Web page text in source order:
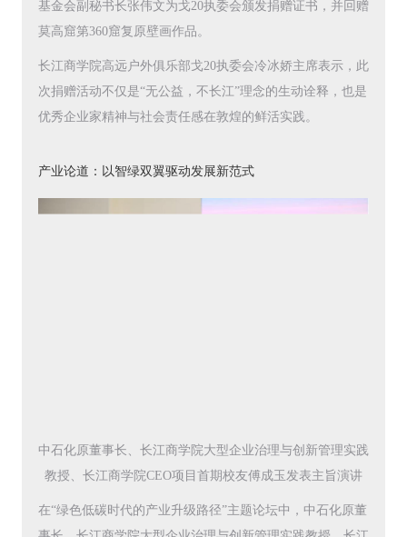
基金会副秘书长张伟文为戈20执委会颁发捐赠证书，并回赠
莫高窟第360窟复原壁画作品。
长江商学院高远户外俱乐部戈20执委会冷冰娇主席表示，此
次捐赠活动不仅是“无公益，不长江”理念的生动诠释，也是
优秀企业家精神与社会责任感在敦煌的鲜活实践。
产业论道：以智绿双翼驱动发展新范式
中石化原董事长、长江商学院大型企业治理与创新管理实践
教授、长江商学院CEO项目首期校友傅成玉发表主旨演讲
在“绿色低碳时代的产业升级路径”主题论坛中，中石化原董